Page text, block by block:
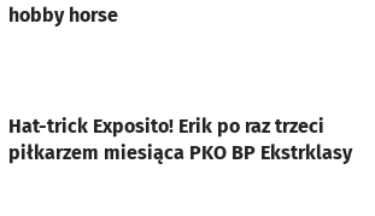
hobby horse
Hat-trick Exposito! Erik po raz trzeci
piłkarzem miesiąca PKO BP Ekstrklasy
karcie